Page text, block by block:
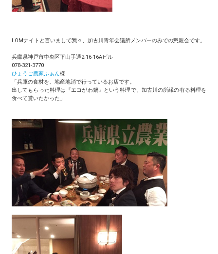
LOMナイトと言いまして我々、加古川青年会議所メンバーのみでの懇親会です。
兵庫県神戸市中央区下山手通2-16-16Aビル
078-321-3770
ひょうご農家ふぁん様
「兵庫の食材を、地産地消で行っているお店です。
出してもらった料理は『エコがわ鍋』という料理で、加古川の所縁の有る料理を
食べて貰いたかった」